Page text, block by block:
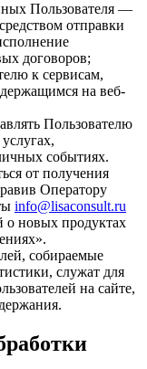
Пользователя —
отправки
договоров;
к сервисам,
на веб-
Пользователю
событиях.
от получения
Оператору
info@lisaconsult.ru
о новых продуктах
собираемые
служат для
на сайте,